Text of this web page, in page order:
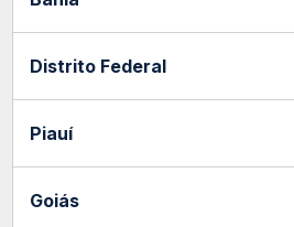
Distrito Federal
Piauí
Goiás